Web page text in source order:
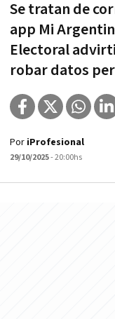
Se tratan de
app Mi
Electoral
robar datos
Por iProfesional
29/10/2025- 20:00hs